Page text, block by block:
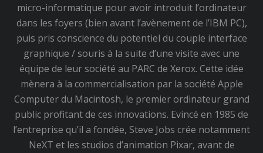
micro-informatique pour avoir introduit l’ordinateur
dans les foyers (bien avant l’avènement de l’IBM PC),
puis pris conscience du potentiel du couple interface
graphique / souris à la suite d’une visite avec une
équipe de leur société au PARC de Xerox. Cette idée
mènera à la commercialisation par la société Apple
Computer du Macintosh, le premier ordinateur grand
public profitant de ces innovations. Evincé en 1985 de
l’entreprise qu’il a fondée, Steve Jobs crée notamment
NeXT et les studios d’animation Pixar, avant de